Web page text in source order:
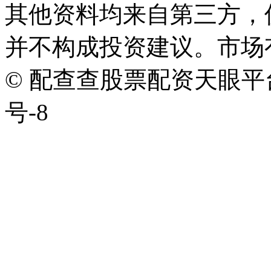
其他资料均来自第三方
并不构成投资建议。市
© 配查查股票配资天眼平
号-8